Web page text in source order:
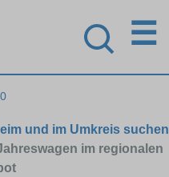
☰
und im Umkreis suchen
im regionalen